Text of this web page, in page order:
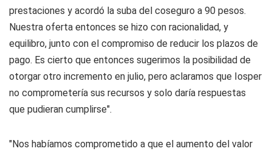
prestaciones y acordó la suba del coseguro a 90 pesos.
Nuestra oferta entonces se hizo con racionalidad, y
equilibro, junto con el compromiso de reducir los plazos de
pago. Es cierto que entonces sugerimos la posibilidad de
otorgar otro incremento en julio, pero aclaramos que Iosper
no comprometería sus recursos y solo daría respuestas
que pudieran cumplirse".
"Nos habíamos comprometido a que el aumento del valor